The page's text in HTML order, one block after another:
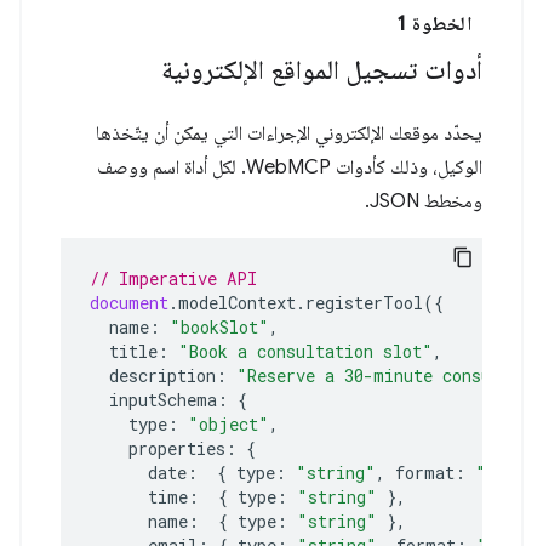
الخطوة 1
أدوات تسجيل المواقع الإلكترونية
يحدّد موقعك الإلكتروني الإجراءات التي يمكن أن يتّخذها
الوكيل، وذلك كأدوات WebMCP. لكل أداة اسم ووصف
ومخطط JSON.
// Imperative API
document.modelContext. registerTool({
name : "bookSlot" ,
title : "Book a consultation slot" ,
description :
"Reserve a 30-minute
inputSchema :
{
type : "object" ,
properties :
{
date : { type : "string" , format :
"date"
time : { type : "string"
},
name : { type : "string"
},